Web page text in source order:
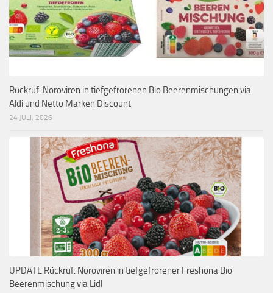
Rückruf: Noroviren in tiefgefrorenen Bio Beerenmischungen via
Aldi und Netto Marken Discount
24 JULI, 2026
UPDATE Rückruf: Noroviren in tiefgefrorener Freshona Bio
Beerenmischung via Lidl